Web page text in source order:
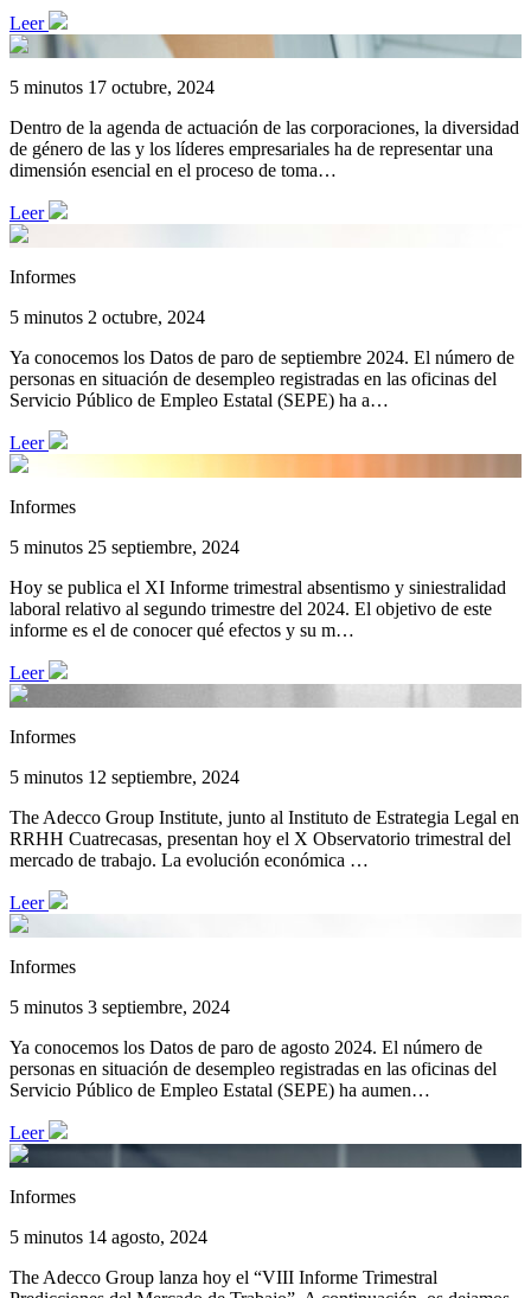
Leer
5 minutos 17 octubre, 2024
Dentro de la agenda de actuación de las corporaciones, la diversidad
de género de las y los líderes empresariales ha de representar una
dimensión esencial en el proceso de toma…
Leer
Informes
5 minutos 2 octubre, 2024
Ya conocemos los Datos de paro de septiembre 2024. El número de
personas en situación de desempleo registradas en las oficinas del
Servicio Público de Empleo Estatal (SEPE) ha a…
Leer
Informes
5 minutos 25 septiembre, 2024
Hoy se publica el XI Informe trimestral absentismo y siniestralidad
laboral relativo al segundo trimestre del 2024. El objetivo de este
informe es el de conocer qué efectos y su m…
Leer
Informes
5 minutos 12 septiembre, 2024
The Adecco Group Institute, junto al Instituto de Estrategia Legal en
RRHH Cuatrecasas, presentan hoy el X Observatorio trimestral del
mercado de trabajo. La evolución económica …
Leer
Informes
5 minutos 3 septiembre, 2024
Ya conocemos los Datos de paro de agosto 2024. El número de
personas en situación de desempleo registradas en las oficinas del
Servicio Público de Empleo Estatal (SEPE) ha aumen…
Leer
Informes
5 minutos 14 agosto, 2024
The Adecco Group lanza hoy el “VIII Informe Trimestral